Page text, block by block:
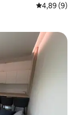
4,89 ud af 5
4,89 (9)